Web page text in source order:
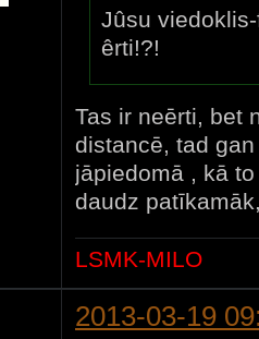
Jûsu
êrti!?!
Tas ir neērti, bet
distancē, tad
jāpiedomā , kā
daudz
LSMK-MILO
2013-03-19